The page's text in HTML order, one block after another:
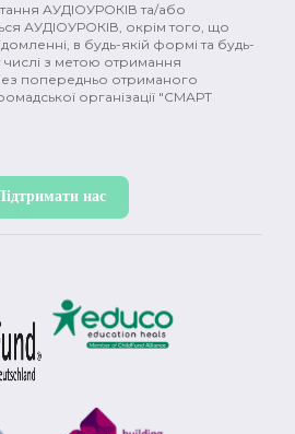
АУДІОУРОКІВ та/або
АУДІОУРОКІВ, окрім того, що
в будь-якій формі та будь-
з метою отримання
попередньо отриманого
організації "СМАРТ
нас